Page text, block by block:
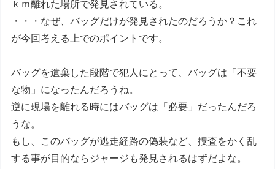
ｋｍ離れた場所で発見されている。
・・・なぜ、バッグだけが発見されたのだろうか？これ
が今回考える上でのポイントです。
バッグを遺棄した段階で犯人にとって、バッグは「不要
な物」になったんだろうね。
逆に現場を離れる時にはバッグは「必要」だったんだろ
うな。
もし、このバッグが逃走経路の偽装など、捜査をかく乱
する事が目的ならジャージも発見されるはずだよな。